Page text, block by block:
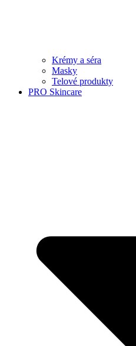
Krémy a séra
Masky
Telové produkty
PRO Skincare